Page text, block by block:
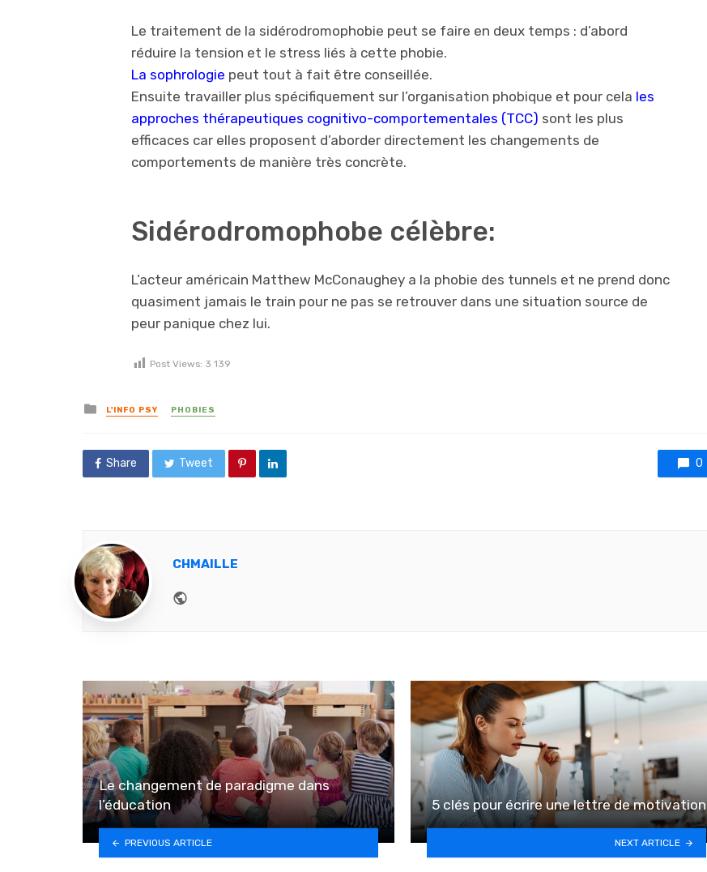
Le traitement de la sidérodromophobie peut se faire en deux temps : d’abord
réduire la tension et le stress liés à cette phobie.
La sophrologie peut tout à fait être conseillée.
Ensuite travailler plus spécifiquement sur l’organisation phobique et pour cela les
approches thérapeutiques cognitivo-comportementales (TCC) sont les plus
efficaces car elles proposent d’aborder directement les changements de
comportements de manière très concrète.
Sidérodromophobe célèbre:
L’acteur américain Matthew McConaughey a la phobie des tunnels et ne prend donc
quasiment jamais le train pour ne pas se retrouver dans une situation source de
peur panique chez lui.
Post Views: 3 139
Posted in
L'INFO PSY PHOBIES
Share Tweet 0
CHMAILLE
Le changement de paradigme dans
l’éducation
PREVIOUS ARTICLE
5 clés pour écrire une lettre de motivation
NEXT ARTICLE